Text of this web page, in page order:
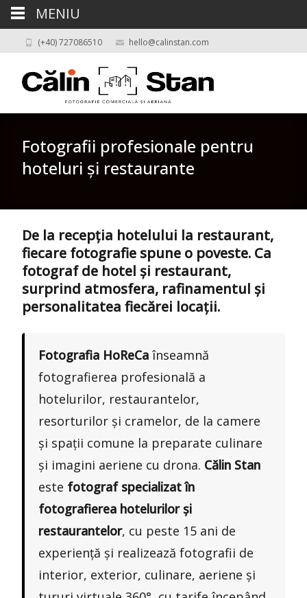
(+40) 727086510 hello@calinstan.com
Fotografii profesionale pentru
hoteluri și restaurante
De la recepția hotelului la restaurant,
fiecare fotografie spune o poveste. Ca
fotograf de hotel și restaurant,
surprind atmosfera, rafinamentul și
personalitatea fiecărei locații.
Fotografia HoReCa înseamnă
fotografierea profesională a
hotelurilor, restaurantelor,
resorturilor și cramelor, de la camere
și spații comune la preparate culinare
și imagini aeriene cu drona. Călin Stan
este fotograf specializat în
fotografierea hotelurilor și
restaurantelor, cu peste 15 ani de
experiență și realizează fotografii de
interior, exterior, culinare, aeriene și
MENIU